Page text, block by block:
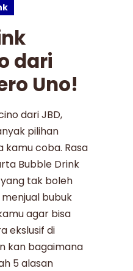
dari
Uno!
dari JBD,
pilihan
kamu coba. Rasa
Bubble Drink
tak boleh
bubuk
agar bisa
ekslusif di
kan bagaimana
5 alasan